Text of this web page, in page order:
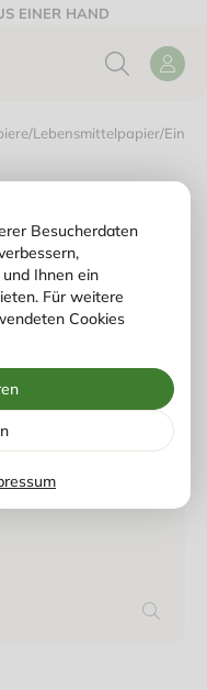
Besucherdaten
Ihnen ein
Für weitere
Cookies
EINER HAND
/Lebensmittelpapier/